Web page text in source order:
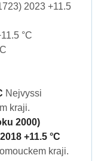
2023 +11.5
°C
Nejvyssi
kraji.
2000)
+11.5 °C
kraji.